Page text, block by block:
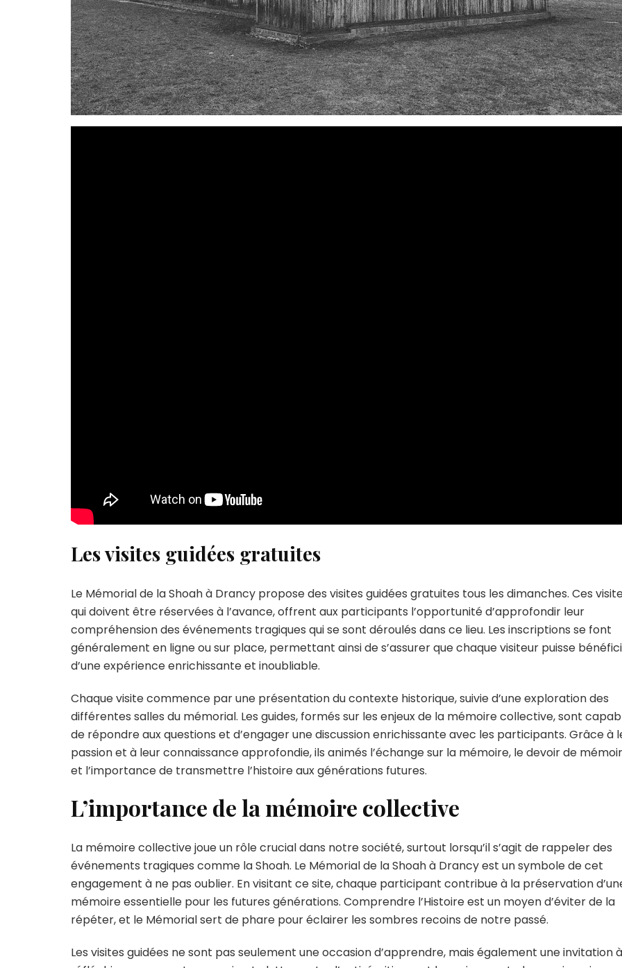
Les visites guidées gratuites
Le Mémorial de la Shoah à Drancy propose des visites guidées gratuites tous les dimanches. Ces
qui doivent être réservées à l’avance, offrent aux participants l’opportunité d’approfondir leur
compréhension des événements tragiques qui se sont déroulés dans ce lieu. Les inscriptions se font
généralement en ligne ou sur place, permettant ainsi de s’assurer que chaque visiteur puisse
d’une expérience enrichissante et inoubliable.
Chaque visite commence par une présentation du contexte historique, suivie d’une exploration des
différentes salles du mémorial. Les guides, formés sur les enjeux de la mémoire collective, sont
de répondre aux questions et d’engager une discussion enrichissante avec les participants. Grâce à
passion et à leur connaissance approfondie, ils animés l’échange sur la mémoire, le devoir de
et l’importance de transmettre l’histoire aux générations futures.
L’importance de la mémoire collective
La mémoire collective joue un rôle crucial dans notre société, surtout lorsqu’il s’agit de rappeler des
événements tragiques comme la Shoah. Le Mémorial de la Shoah à Drancy est un symbole de cet
engagement à ne pas oublier. En visitant ce site, chaque participant contribue à la préservation
mémoire essentielle pour les futures générations. Comprendre l’Histoire est un moyen d’éviter de la
répéter, et le Mémorial sert de phare pour éclairer les sombres recoins de notre passé.
Les visites guidées ne sont pas seulement une occasion d’apprendre, mais également une invitation à